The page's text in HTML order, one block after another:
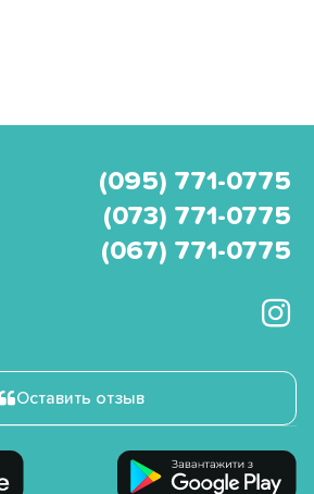
(095) 771-0775
(073) 771-0775
(067) 771-0775
Оставить отзыв